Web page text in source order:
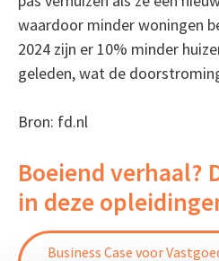
waardoor minder woningen
2024 zijn er 10% minder
geleden, wat de
Bron: fd.nl
Boeiend verhaal?
in deze
Business Case voor